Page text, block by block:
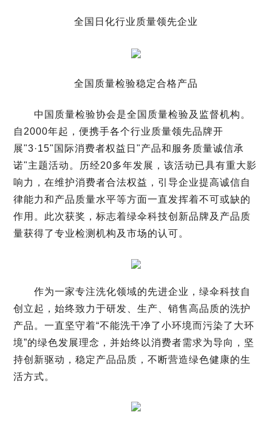
全国日化行业质量领先企业
全国质量检验稳定合格产品
中国质量检验协会是全国质量检验及监督机构。
自 2000年起，便携手各个行业质量领先品牌开
展"3·15" 国际消费者权益日"产品和服务质量诚信承
诺"主题活动。历经20多年发展，该活动已具有重大影
响力，在维护消费者合法权益，引导企业提高诚信自
律能力和产品质量水平等方面一直发挥着不可或缺的
作用。此次获奖，标志着绿伞科技创新品牌及产品质
量获得了专业检测机构及市场的认可。
作为一家专注洗化领域的先进企业，绿伞科技自
创立起，始终致力于研发、生产、销售高品质的洗护
产品。一直坚守着“不能洗干净了小环境而污染了大环
境”的绿色发展理念，并始终以消费者需求为导向，坚
持创新驱动，稳定产品品质，不断营造绿色健康的生
活方式。